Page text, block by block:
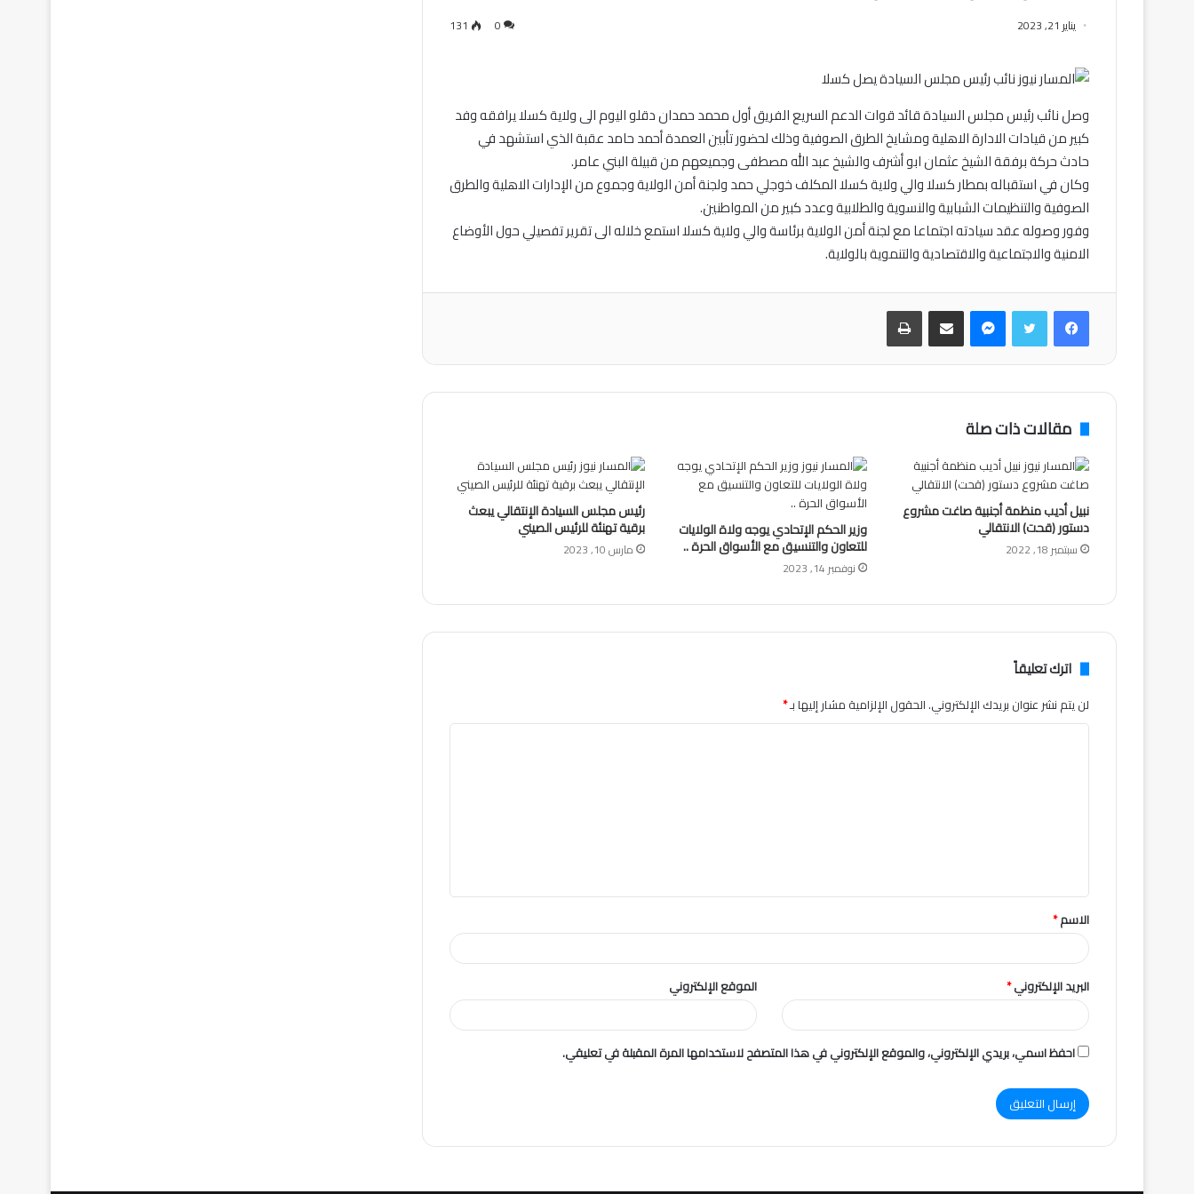
يناير 21, 2023 0
131
وصل نائب رئيس مجلس السيادة قائد قوات الدعم السريع الفريق أول محمد حمدان دقلو اليوم الى ولاية كسلا يرافقه وفد
كبير من قيادات الادارة الاهلية ومشايخ الطرق الصوفية وذلك لحضور تأبين العمدة أحمد حامد عقبة الذي استشهد في
حادث حركة برفقة الشيخ عثمان ابو أشرف والشيخ عبد الله مصطفى وجميعهم من قبيلة البني عامر.
وكان في استقباله بمطار كسلا والي ولاية كسلا المكلف خوجلي حمد ولجنة أمن الولاية وجموع من الإدارات الاهلية والطرق
الصوفية والتنظيمات الشبابية والنسوية والطلابية وعدد كبير من المواطنين.
وفور وصوله عقد سيادته اجتماعا مع لجنة أمن الولاية برئاسة والي ولاية كسلا استمع خلاله الى تقرير تفصيلي حول الأوضاع
الامنية والاجتماعية والاقتصادية والتنموية بالولاية.
فيسبوكتويتر ماسنجر مشاركة عبر البريد طباعة
مقالات ذات صلة
نبيل أديب منظمة أجنبية صاغت مشروع
دستور (قحت) الانتقالي
سبتمبر 18, 2022
وزير الحكم الإتحادي يوجه ولاة الولايات
للتعاون والتنسيق مع الأسواق الحرة ..
نوفمبر 14, 2023
رئيس مجلس السيادة الإنتقالي يبعث
برقية تهنئة للرئيس الصيني
مارس 10, 2023
اترك تعليقاً
لن يتم نشر عنوان بريدك الإلكتروني.الحقول الإلزامية مشار إليها بـ*
ق
*
الاسم*
البريد الإلكتروني* الموقع الإلكتروني
احفظ اسمي، بريدي الإلكتروني، والموقع الإلكتروني في هذا المتصفح لاستخدامها المرة المقبلة في تعليقي.